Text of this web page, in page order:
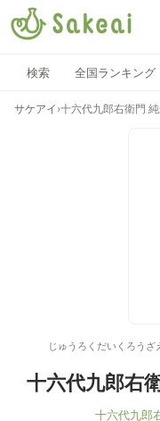
検索 全国ランキング
サケアイ ›十六代九郎右衛門
じゅうろくだいくろう
十六代九郎右
十六代九郎